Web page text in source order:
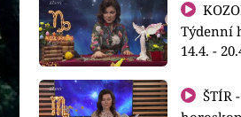
KOZOROH -
Týdenní
14.4. -
ŠTÍR - Týdenní